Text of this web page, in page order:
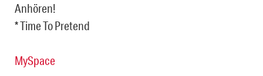
Anhören!
* Time To Pretend
MySpace